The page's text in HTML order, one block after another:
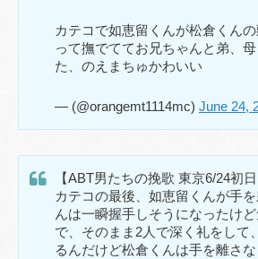
カテコで如恵留くんが松倉くん
って撫でててお兄ちゃんと弟、
た、のえまちゅかわいい
— (@orangemt1114mc) June 24,
【ABT男たちの挽歌 東京6/24初日
カテコの最後、如恵留くんが手
んは一瞬握手しそうになったけ
で、そのまま2人で深く礼をして
るんだけど松倉くんは手を離さ